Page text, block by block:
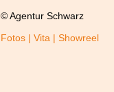
© Agentur Schwarz
Fotos | Vita | Showreel